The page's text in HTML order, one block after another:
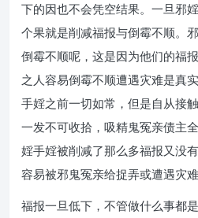
下的因也不会凭空结果。一旦邪
个果就是削减福报与倒霉不顺。
倒霉不顺呢，这是因为他们的福
之人容易倒霉不顺遭遇灾难是真
手婬之前一切如常，但是自从接
一发不可收拾，吸精鬼冤亲债主
婬手婬被削减了那么多福报又没
容易被邪鬼冤亲给捉弄或遭遇灾难
福报一旦低下，不管做什么事都